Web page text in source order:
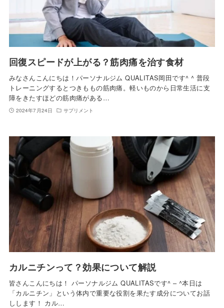
回復スピードが上がる？筋肉痛を治す食材
みなさんこんにちは！パーソナルジム QUALITAS岡田です^ ^ 普段
トレーニングするとつきももの筋肉痛。軽いものから日常生活に支
障をきたすほどの筋肉痛がある…
2024年7月24日 サプリメント
カルニチンって？効果について解説
皆さんこんにちは！ パーソナルジム QUALITASです^ – ^本日は
「カルニチン」という体内で重要な役割を果たす成分についてお話
しします！ カル…